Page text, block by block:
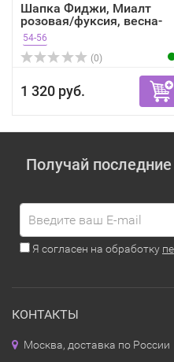
Шапка Фиджи, Миалт
розовая/фуксия, весна-
осень
54-56
(0)
1 320 руб.
Получай
Я согласен на обработку
КОНТАКТЫ
Москва, доставка по России